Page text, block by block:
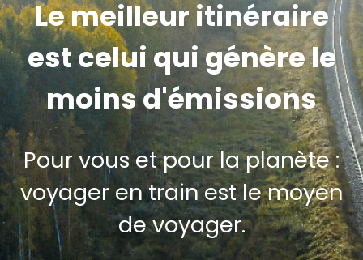
Le meilleur itinéraire
est celui qui génère le
moins d'émissions
Pour vous et pour la planète :
voyager en train est le moyen
de voyager.